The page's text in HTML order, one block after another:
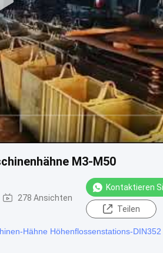
M3-M50
278 Ansichten
Kontaktieren
Teilen
Hähne Höhenflossenstations-DIN352